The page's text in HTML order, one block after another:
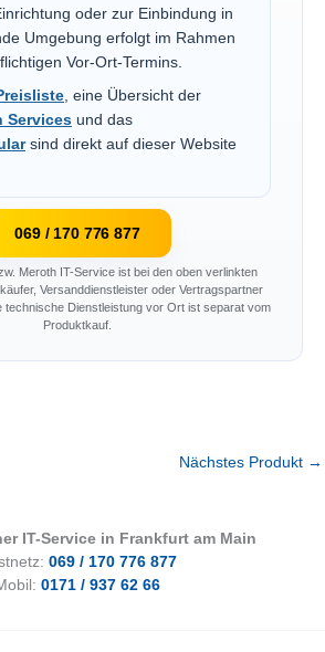
oder zur Einbindung in
Umgebung erfolgt im Rahmen
Vor-Ort-Termins.
, eine Übersicht der
Services und das
sind direkt auf dieser Website
069 / 170 776 877
Meroth IT-Service ist bei den oben verlinkten
Versanddienstleister oder Vertragspartner
technische Dienstleistung vor Ort ist separat vom
Produktkauf.
Nächstes Produkt →
IT-Service in Frankfurt am Main
069 / 170 776 877
0171 / 937 62 66